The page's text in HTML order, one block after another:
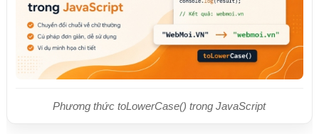
Phương thức toLowerCase() trong JavaScript